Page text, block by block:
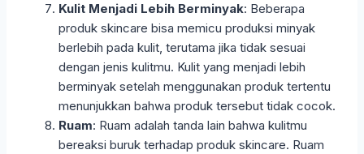
Kulit Menjadi Lebih Berminyak: Beberapa
produk skincare bisa memicu produksi minyak
berlebih pada kulit, terutama jika tidak sesuai
dengan jenis kulitmu. Kulit yang menjadi lebih
berminyak setelah menggunakan produk tertentu
menunjukkan bahwa produk tersebut tidak cocok.
Ruam: Ruam adalah tanda lain bahwa kulitmu
bereaksi buruk terhadap produk skincare. Ruam